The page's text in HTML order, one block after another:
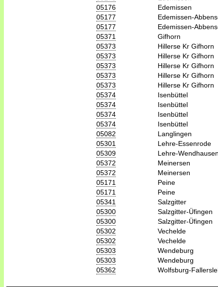
05176
Edemissen
05177
Edemissen-
05177
Edemissen-
05371
Gifhorn
05373
Hillerse Kr Gifhorn
05373
Hillerse Kr Gifhorn
05373
Hillerse Kr Gifhorn
05373
Hillerse Kr Gifhorn
05373
Hillerse Kr Gifhorn
05374
Isenbüttel
05374
Isenbüttel
05374
Isenbüttel
05374
Isenbüttel
05082
Langlingen
05301
Lehre-Essenrode
05309
Lehre-
05372
Meinersen
05372
Meinersen
05171
Peine
05171
Peine
05341
Salzgitter
05300
Salzgitter-Üfingen
05300
Salzgitter-Üfingen
05302
Vechelde
05302
Vechelde
05303
Wendeburg
05303
Wendeburg
05362
Wolfsburg-